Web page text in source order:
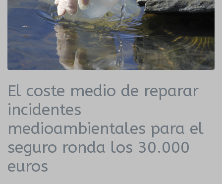
El coste medio de reparar
incidentes
medioambientales para el
seguro ronda los 30.000
euros